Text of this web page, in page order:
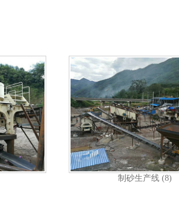
制砂生产线 (8)